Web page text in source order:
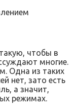
чтобы в
многие.
Одна из таких
нет, зато есть
а значит,
режимах.